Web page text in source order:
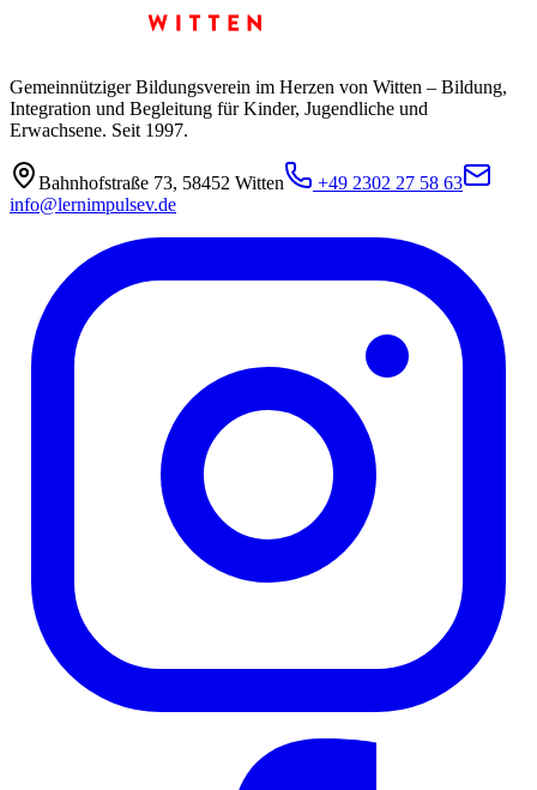
Gemeinnütziger Bildungsverein im Herzen von Witten – Bildung,
Integration und Begleitung für Kinder, Jugendliche und
Erwachsene. Seit 1997.
Bahnhofstraße 73, 58452 Witten
+49 2302 27 58 63
info@lernimpulsev.de